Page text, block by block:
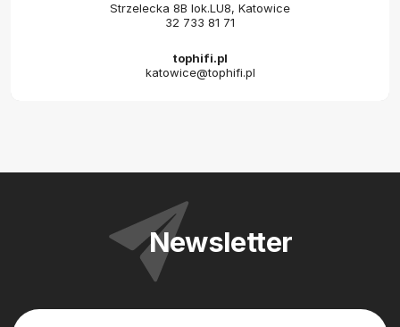
Strzelecka 8B lok.LU8, Katowice
32 733 81 71
tophifi.pl
katowice@tophifi.pl
Newsletter